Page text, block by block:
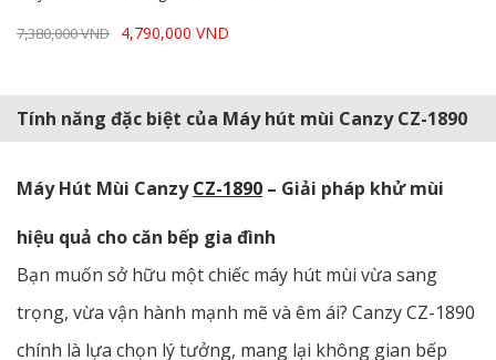
7,380,000 VND
4,790,000 VND
Tính năng đặc biệt của Máy hút mùi Canzy CZ-1890
Máy Hút Mùi Canzy CZ-1890 – Giải pháp khử mùi
hiệu quả cho căn bếp gia đình
Bạn muốn sở hữu một chiếc máy hút mùi vừa sang
trọng, vừa vận hành mạnh mẽ và êm ái? Canzy CZ-1890
chính là lựa chọn lý tưởng, mang lại không gian bếp